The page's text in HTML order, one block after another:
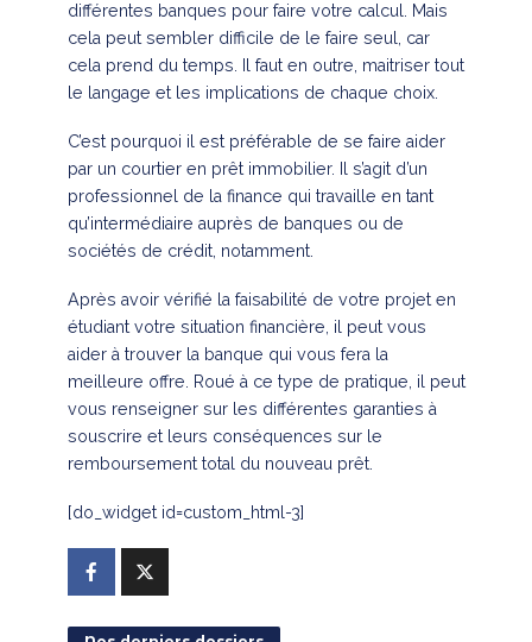
différentes banques pour faire votre calcul. Mais
cela peut sembler difficile de le faire seul, car
cela prend du temps. Il faut en outre, maitriser tout
le langage et les implications de chaque choix.
C’est pourquoi il est préférable de se faire aider
par un courtier en prêt immobilier. Il s’agit d’un
professionnel de la finance qui travaille en tant
qu’intermédiaire auprès de banques ou de
sociétés de crédit, notamment.
Après avoir vérifié la faisabilité de votre projet en
étudiant votre situation financière, il peut vous
aider à trouver la banque qui vous fera la
meilleure offre. Roué à ce type de pratique, il peut
vous renseigner sur les différentes garanties à
souscrire et leurs conséquences sur le
remboursement total du nouveau prêt.
[do_widget id=custom_html-3]